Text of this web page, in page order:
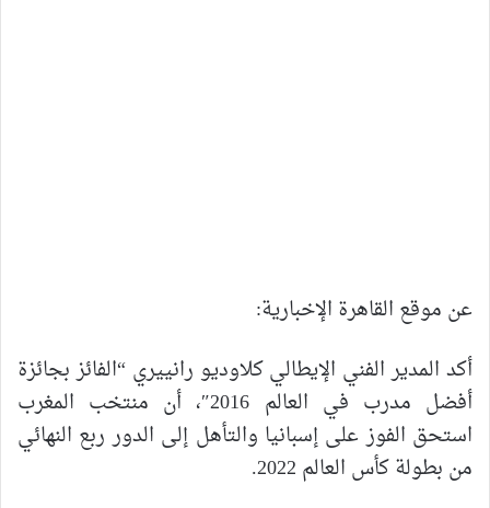
عن موقع القاهرة الإخبارية:
أكد المدير الفني الإيطالي كلاوديو رانييري “الفائز بجائزة
أفضل مدرب في العالم 2016″، أن منتخب المغرب
استحق الفوز على إسبانيا والتأهل إلى الدور ربع النهائي
من بطولة كأس العالم 2022.